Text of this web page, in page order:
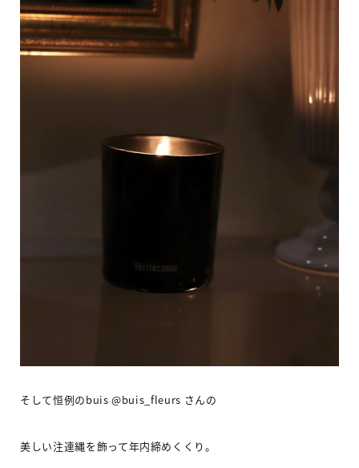
そして恒例のbuis @buis_fleurs さんの
美しい注連縄を飾って年内締めくくり。